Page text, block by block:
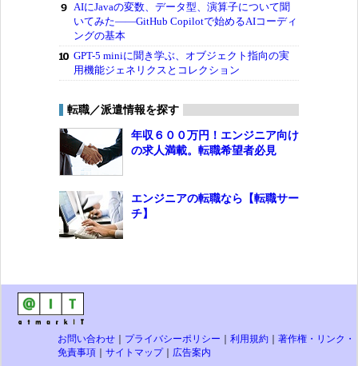
AIにJavaの変数、データ型、演算子について聞
いてみた――GitHub Copilotで始めるAIコーディ
ングの基本
GPT-5 miniに聞き学ぶ、オブジェクト指向の実
用機能ジェネリクスとコレクション
転職／派遣情報を探す
年収６００万円！エンジニア向け
の求人満載。転職希望者必見
エンジニアの転職なら【転職サー
チ】
お問い合わせ プライバシーポリシー 利用規約
著作権・リンク・
免責事項
サイトマップ｜ 広告案内